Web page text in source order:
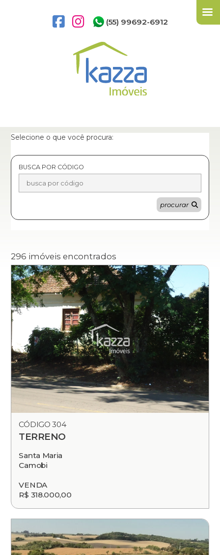
(55) 99692-6912
Selecione o que você procura:
BUSCA POR CÓDIGO
procurar
296 imóveis encontrados
CÓDIGO 304
TERRENO
Santa Maria
Camobi
VENDA
R$ 318.000,00